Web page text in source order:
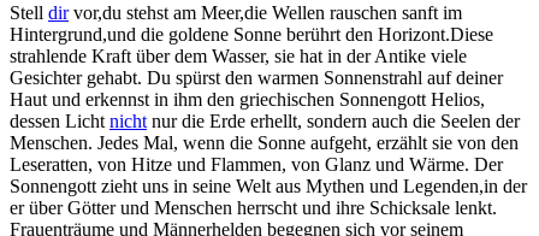
Stell dir⁣vor,du​ stehst am ⁣Meer,die Wellen rauschen sanft im
Hintergrund,und die​ goldene‌ Sonne berührt den Horizont.Diese
strahlende Kraft über dem Wasser,⁢ sie hat in‍ der⁤ Antike ‍viele
Gesichter⁢ gehabt. Du spürst den warmen Sonnenstrahl auf deiner
Haut​ und erkennst in ihm den ⁤griechischen Sonnengott Helios,
dessen Licht⁢ nicht ⁤nur die Erde​ erhellt, ⁤sondern auch die Seelen der
Menschen. Jedes ‌Mal, wenn die ⁢Sonne aufgeht, erzählt⁢ sie von den
Leseratten, von Hitze ⁢und Flammen, von Glanz und Wärme. Der
Sonnengott zieht uns in ⁢seine Welt aus Mythen und⁢ Legenden,in der
er über Götter und ‌Menschen herrscht und ​ihre Schicksale ‍lenkt.
Frauenträume​ und‍ Männerhelden begegnen sich vor seinem